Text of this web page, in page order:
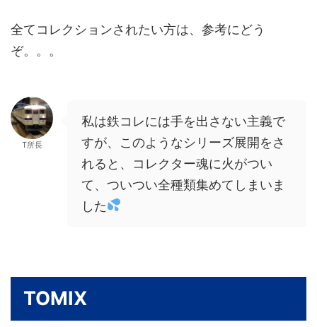
全てコレクションされたい方は、参考にどう
ぞ。。。
T所長
私は鉄コレには手を出さない主義で
すが、このようなシリーズ展開をさ
れると、コレクター魂に火がつい
て、ついつい全種類集めてしまいま
した
TOMIX